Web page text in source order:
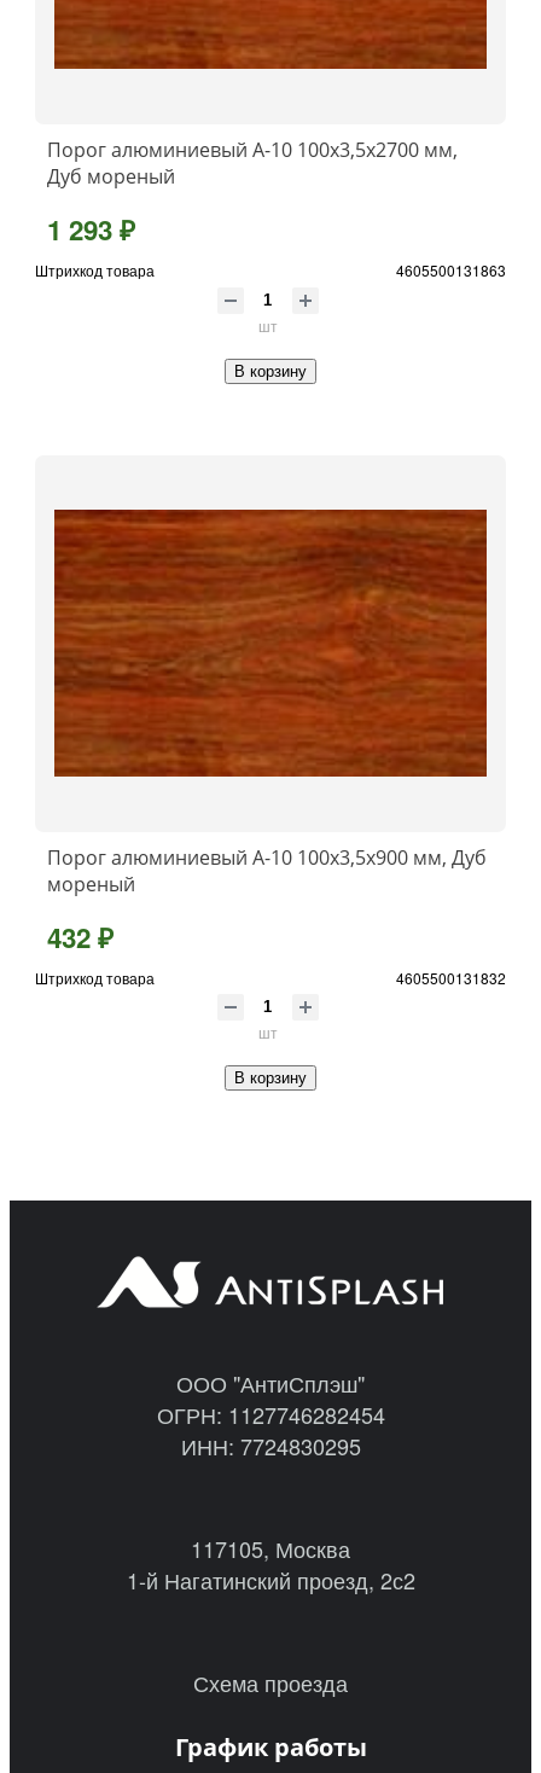
Порог алюминиевый А-10 100х3,5x2700 мм,
Дуб мореный
1 293 ₽
Штрихкод товара 4605500131863
шт
В корзину
Порог алюминиевый А-10 100х3,5x900 мм, Дуб
мореный
432 ₽
Штрихкод товара 4605500131832
шт
В корзину
ООО "АнтиСплэш"
ОГРН: 1127746282454
ИНН: 7724830295
117105, Москва
1-й Нагатинский проезд, 2с2
Схема проезда
График работы